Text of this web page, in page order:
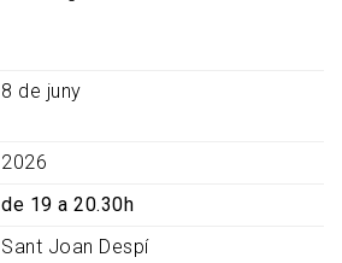
8 de juny
2026
de 19 a 20.30h
Sant Joan Despí